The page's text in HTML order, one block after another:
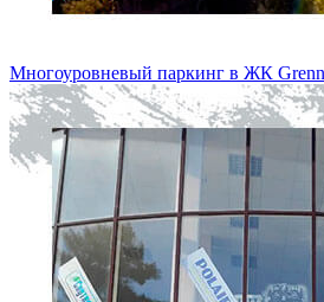
Многоуровневый паркинг в ЖК